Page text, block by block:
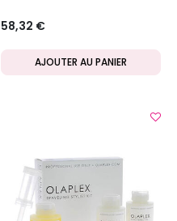
58,32 €
AJOUTER AU PANIER